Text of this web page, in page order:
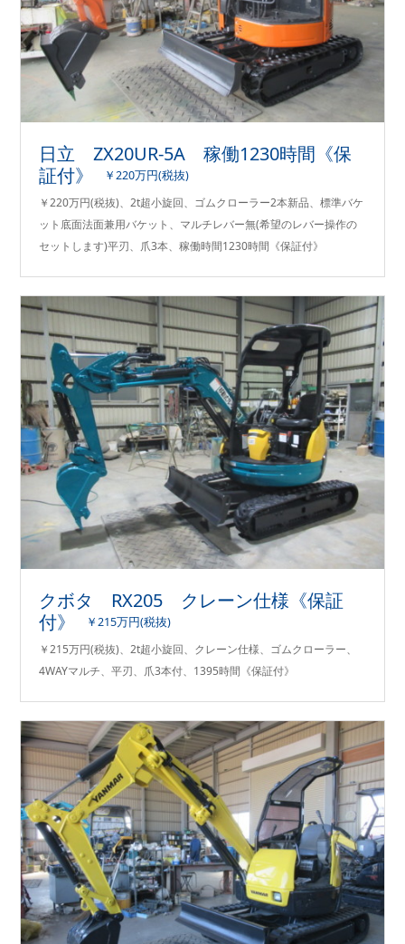
日立 ZX20UR-5A 稼働1230時間《保
証付》
￥220万円(税抜)
￥220万円(税抜)、2t超小旋回、ゴムクローラー2本新品、標準バケ
ット底面法面兼用バケット、マルチレバー無(希望のレバー操作の
セットします)平刃、爪3本、稼働時間1230時間《保証付》
クボタ RX205 クレーン仕様《保証
付》
￥215万円(税抜)
￥215万円(税抜)、2t超小旋回、クレーン仕様、ゴムクローラー、
4WAYマルチ、平刃、爪3本付、1395時間《保証付》